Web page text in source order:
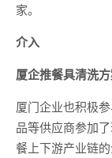
家。
介入
厦企推餐具清洗
厦门企业也积极
品等供应商参加
餐上下游产业链